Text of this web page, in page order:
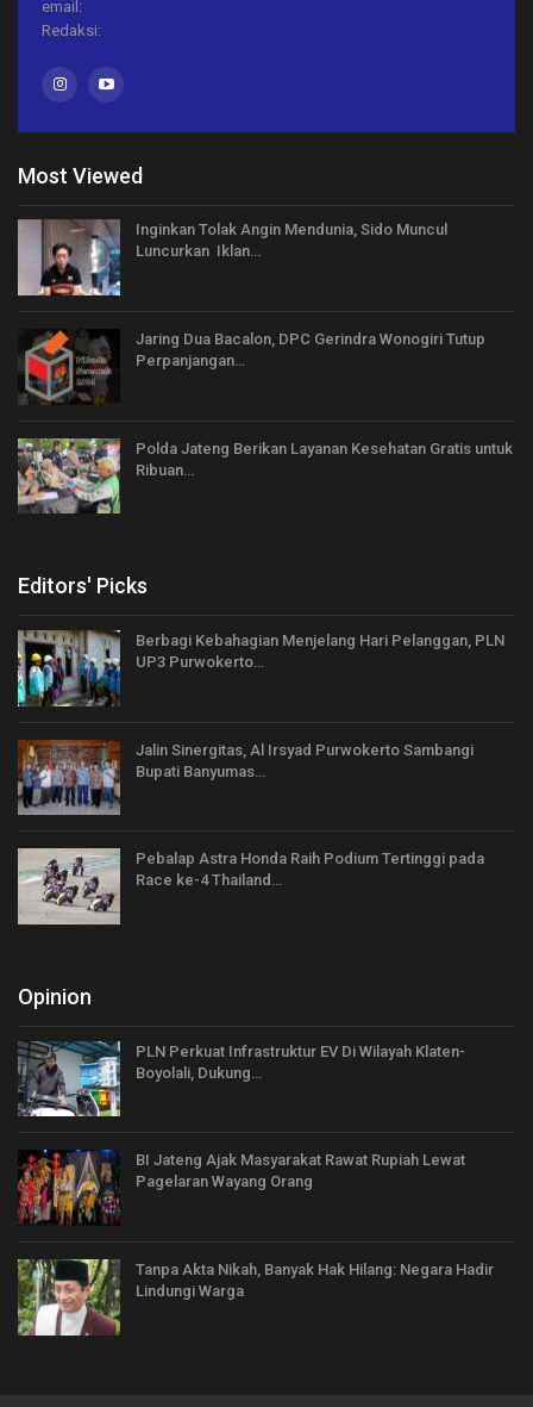
email:
Redaksi:
Most Viewed
Inginkan Tolak Angin Mendunia, Sido Muncul
Luncurkan Iklan…
Jaring Dua Bacalon, DPC Gerindra Wonogiri Tutup
Perpanjangan…
Polda Jateng Berikan Layanan Kesehatan Gratis untuk
Ribuan…
Editors' Picks
Berbagi Kebahagian Menjelang Hari Pelanggan, PLN
UP3 Purwokerto…
Jalin Sinergitas, Al Irsyad Purwokerto Sambangi
Bupati Banyumas…
Pebalap Astra Honda Raih Podium Tertinggi pada
Race ke-4 Thailand…
Opinion
PLN Perkuat Infrastruktur EV Di Wilayah Klaten-
Boyolali, Dukung…
BI Jateng Ajak Masyarakat Rawat Rupiah Lewat
Pagelaran Wayang Orang
Tanpa Akta Nikah, Banyak Hak Hilang: Negara Hadir
Lindungi Warga